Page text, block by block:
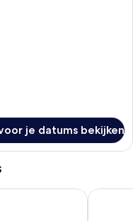
je datums bekijken
Aqua